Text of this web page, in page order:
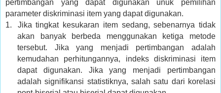
pertimbangan yang dapat digunakan unuk pemilihan
parameter diskriminasi item yang dapat digunakan.
1.
Jika tingkat kesukaran item sedang, sebenarnya tidak
akan banyak berbeda menggunakan ketiga metode
tersebut. Jika yang menjadi pertimbangan adalah
kemudahan perhitungannya, indeks diskriminasi item
dapat digunakan. Jika yang menjadi pertimbangan
adalah signifikansi statistiknya, salah satu dari korelasi